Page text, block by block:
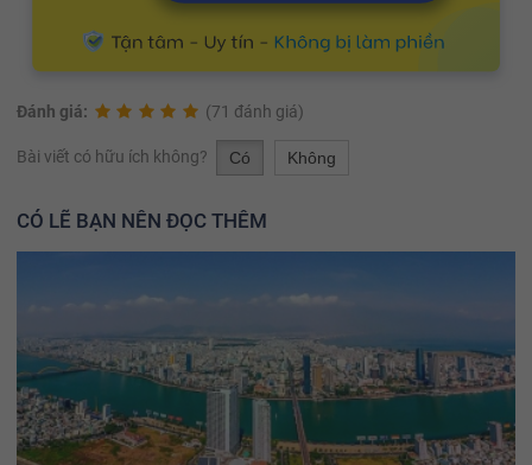
Đánh giá: (71 đánh giá)
Bài viết có hữu ích không? Có Không
CÓ LẼ BẠN NÊN ĐỌC THÊM